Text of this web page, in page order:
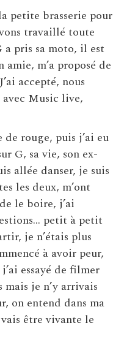
petite brasserie pour
travaillé toute
a pris sa moto, il est
m’a proposé de
accepté, nous
avec Music live,
rouge, puis j’ai eu
G, sa vie, son ex-
allée danser, je suis
les deux, m’ont
le boire, j’ai
petit à petit
je n’étais plus
à avoir peur,
essayé de filmer
je n’y arrivais
on entend dans ma
être vivante le